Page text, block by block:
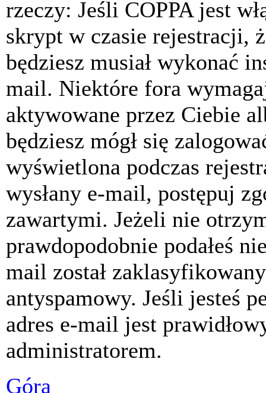
rzeczy: Jeśli COPPA jest
skrypt w czasie rejestracji,
będziesz musiał wykonać
mail. Niektóre fora
aktywowane przez Ciebie
będziesz mógł się
wyświetlona podczas
wysłany e-mail, postępuj
zawartymi. Jeżeli nie
prawdopodobnie podałeś
mail został
antyspamowy. Jeśli jesteś
adres e-mail jest
administratorem.
Góra